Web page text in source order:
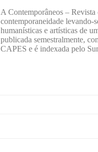
A Contemporâneos –
contemporaneidade levando-
humanísticas e artísticas de
publicada semestralmente,
CAPES e é indexada pelo